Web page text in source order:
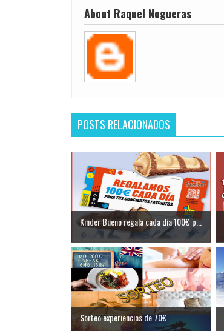
About Raquel Nogueras
POSTS RELACIONADOS
Kinder Bueno regala cada día 100€ p...
Sorteo experiencias de 70€